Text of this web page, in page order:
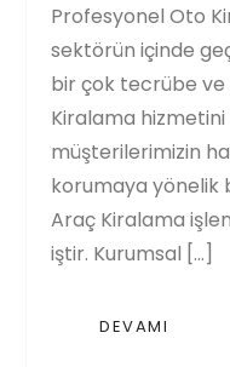
Profesyonel Oto
sektörün içinde
bir çok tecrübe ve
Kiralama
müşterilerimizin
korumaya yönelik
Araç Kiralama
iştir. Kurumsal […]
DEVAMI